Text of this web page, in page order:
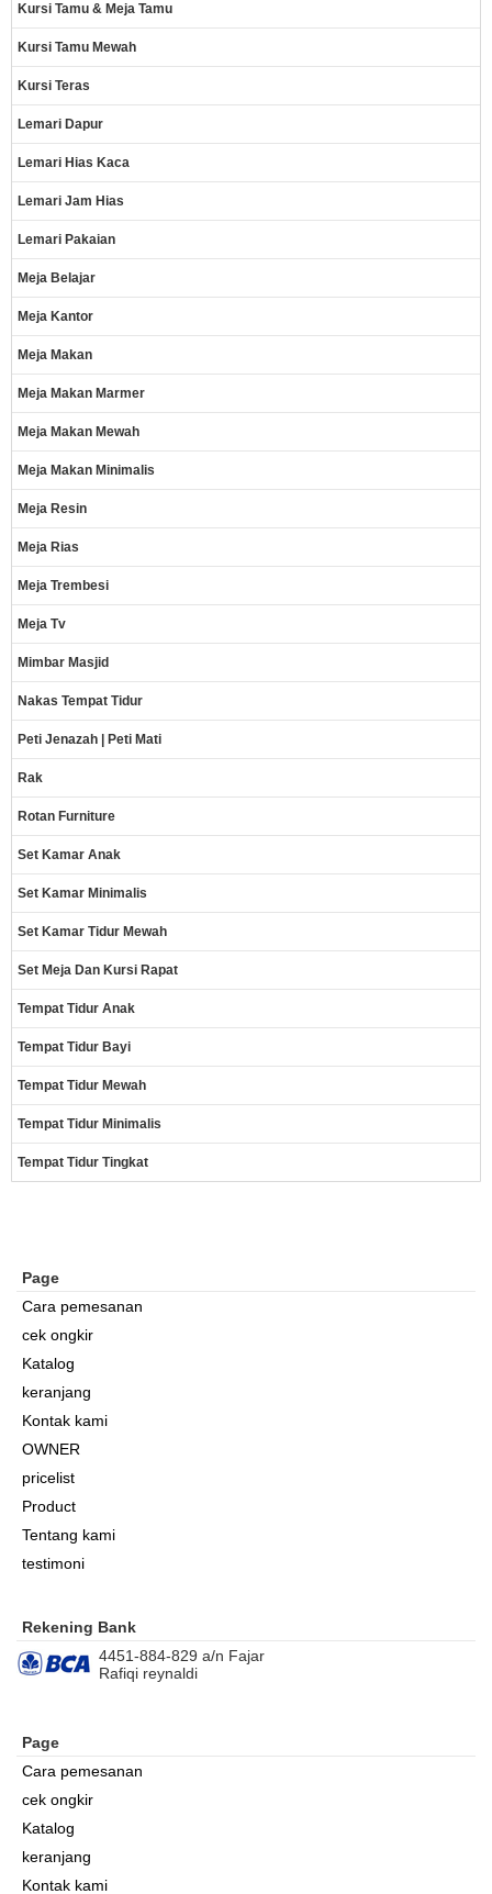
Kursi Tamu & Meja Tamu
Kursi Tamu Mewah
Kursi Teras
Lemari Dapur
Lemari Hias Kaca
Lemari Jam Hias
Lemari Pakaian
Meja Belajar
Meja Kantor
Meja Makan
Meja Makan Marmer
Meja Makan Mewah
Meja Makan Minimalis
Meja Resin
Meja Rias
Meja Trembesi
Meja Tv
Mimbar Masjid
Nakas Tempat Tidur
Peti Jenazah | Peti Mati
Rak
Rotan Furniture
Set Kamar Anak
Set Kamar Minimalis
Set Kamar Tidur Mewah
Set Meja Dan Kursi Rapat
Tempat Tidur Anak
Tempat Tidur Bayi
Tempat Tidur Mewah
Tempat Tidur Minimalis
Tempat Tidur Tingkat
Page
Cara pemesanan
cek ongkir
Katalog
keranjang
Kontak kami
OWNER
pricelist
Product
Tentang kami
testimoni
Rekening Bank
4451-884-829 a/n Fajar
Rafiqi reynaldi
Page
Cara pemesanan
cek ongkir
Katalog
keranjang
Kontak kami